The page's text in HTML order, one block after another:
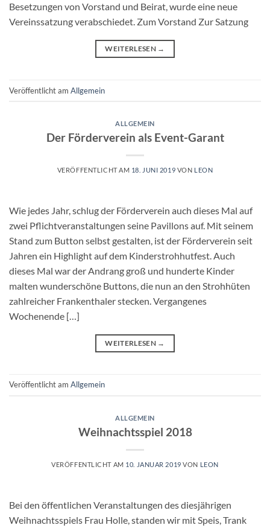
Besetzungen von Vorstand und Beirat, wurde eine neue
Vereinssatzung verabschiedet. Zum Vorstand Zur Satzung
WEITERLESEN →
Veröffentlicht am Allgemein
ALLGEMEIN
Der Förderverein als Event-Garant
VERÖFFENTLICHT AM 18. JUNI 2019 VON LEON
Wie jedes Jahr, schlug der Förderverein auch dieses Mal auf
zwei Pflichtveranstaltungen seine Pavillons auf. Mit seinem
Stand zum Button selbst gestalten, ist der Förderverein seit
Jahren ein Highlight auf dem Kinderstrohhutfest. Auch
dieses Mal war der Andrang groß und hunderte Kinder
malten wunderschöne Buttons, die nun an den Strohhüten
zahlreicher Frankenthaler stecken. Vergangenes
Wochenende […]
WEITERLESEN →
Veröffentlicht am Allgemein
ALLGEMEIN
Weihnachtsspiel 2018
VERÖFFENTLICHT AM 10. JANUAR 2019 VON LEON
Bei den öffentlichen Veranstaltungen des diesjährigen
Weihnachtsspiels Frau Holle, standen wir mit Speis, Trank